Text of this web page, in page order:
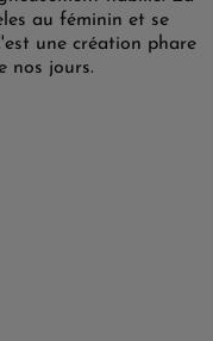
au féminin et se
une création phare
nos jours.